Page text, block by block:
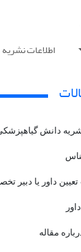
اطلاعات نشریه
دانش